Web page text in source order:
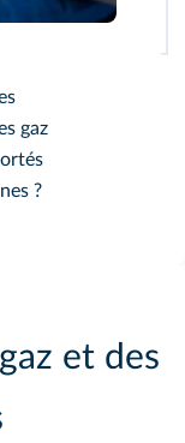
gaz
?
et des